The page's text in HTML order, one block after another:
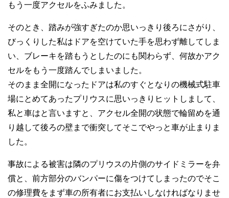
もう一度アクセルをふみました。
そのとき、踏みが強すぎたのか思いっきり後ろにさがり、
びっくりした私はドアを空けていた手を思わず離してしま
い、ブレーキを踏もうとしたのにも関わらず、何故かアク
セルをもう一度踏んでしまいました。
そのまま全開になったドアは私のすぐとなりの機械式駐車
場にとめてあったプリウスに思いっきりヒットしまして、
私と車はと言いますと、アクセル全開の状態で輪留めを通
り越して後ろの壁まで衝突してそこでやっと車が止まりま
した。
事故による被害は隣のプリウスの片側のサイドミラーを弁
償と、前方部分のバンパーに傷をつけてしまったのでそこ
の修理費をまず車の所有者にお支払いしなければなりませ